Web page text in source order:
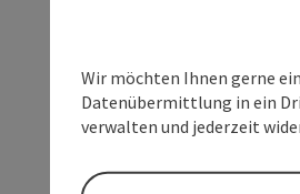
Wir möchten Ihnen gerne
Datenübermittlung in ein
verwalten und jederzeit